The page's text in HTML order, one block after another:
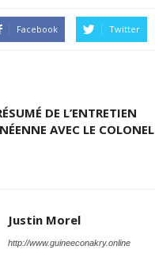
Facebook Twitter
DE L’ENTRETIEN
AVEC LE COLONEL
Justin Morel
http://www.guineeconakry.online